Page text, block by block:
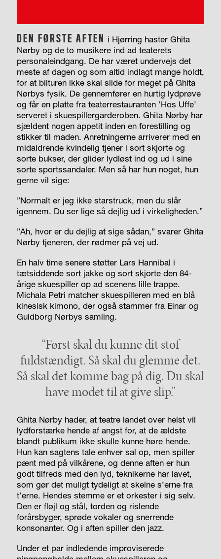
DEN FØRSTE AFTEN i Hjørring haster Ghita
Nørby og de to musikere ind ad teaterets
personaleindgang. De har været undervejs det
meste af dagen og som altid indlagt mange holdt,
for at bilturen ikke skal slide for meget på Ghita
Nørbys fysik. De gennemfører en hurtig lydprøve
og får en platte fra teaterrestauranten ’Hos Uffe’
serveret i skuespillergarderoben. Ghita Nørby har
sjældent nogen appetit inden en forestilling og
stikker til maden. Anretningerne arriverer med en
midaldrende kvindelig tjener i sort skjorte og
sorte bukser, der glider lydløst ind og ud i sine
sorte sportssandaler. Men så har hun noget, hun
gerne vil sige:
”Normalt er jeg ikke starstruck, men du slår
igennem. Du ser lige så dejlig ud i virkeligheden.”
”Ah, hvor er du dejlig at sige sådan,” svarer Ghita
Nørby tjeneren, der rødmer på vej ud.
En halv time senere støtter Lars Hannibal i
tætsiddende sort jakke og sort skjorte den 84-
årige skuespiller op ad scenens lille trappe.
Michala Petri matcher skuespilleren med en blå
kinesisk kimono, der også stammer fra Einar og
Guldborg Nørbys samling.
“Først skal du kunne dit stof
fuldstændigt.Så skal du glemme det.
Så skal det komme bag på dig.Du skal
have modet til at give slip.”
Ghita Nørby hader, at teatre landet over helst vil
lydforstærke hende af angst for, at de ældste
blandt publikum ikke skulle kunne høre hende.
Hun kan sagtens tale enhver sal op, men spiller
pænt med på vilkårene, og denne aften er hun
godt tilfreds med den lyd, teknikerne har lavet,
som gør det muligt tydeligt at skelne s’erne fra
t’erne. Hendes stemme er et orkester i sig selv.
Den er fløjl og stål, torden og rislende
forårsbyger, sprøde vokaler og snerrende
konsonanter. Og i aften spiller den jazz.
Under et par indledende improviserede